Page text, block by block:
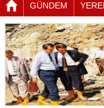
GÜNDEM YEREL